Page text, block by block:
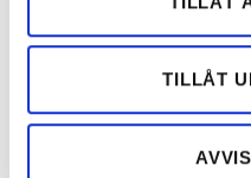
annons- och analysföretag
Dessa kan i sin tur
information som du har
samlat in när du har
TILLÅT
faktorer i
så vi fokuserar på vår
Hur är den svenska
– Den är något bättre